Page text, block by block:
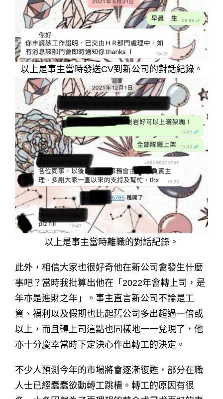
以上是事主當時發送CV到新公司的對話紀錄。
以上是事主當時離職的對話紀錄。
此外，相信大家也很好奇他在新公司會發生什麼
事吧？當時我批算出他在「2022年會轉上司，是
年亦是進財之年」。事主直言新公司不論是工
資、福利以及假期也比起舊公司多出超過一倍或
以上，而且轉上司這點也同樣地一一兌現了，他
亦十分慶幸當時下定決心作出轉工的決定。
不少人預測今年的市場將會逐漸復甦，部分在職
人士已經蠢蠢欲動轉工跳槽。轉工的原因有很